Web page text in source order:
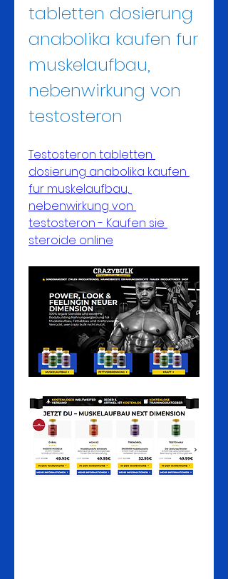
tabletten dosierung
anabolika kaufen fur
muskelaufbau,
nebenwirkung von
testosteron
Testosteron tabletten
dosierung anabolika kaufen
fur muskelaufbau,
nebenwirkung von
testosteron - Kaufen sie
steroide online